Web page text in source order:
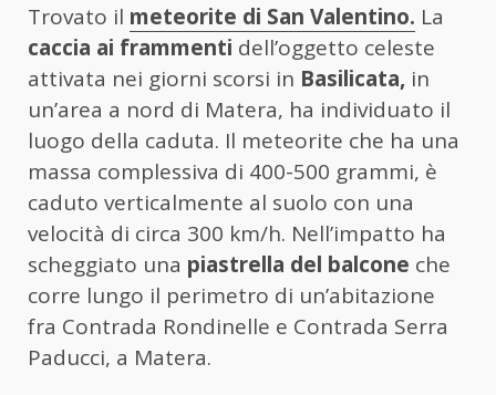
Trovato il meteorite di San Valentino. La
caccia ai frammenti dell’oggetto celeste
attivata nei giorni scorsi in Basilicata, in
un’area a nord di Matera, ha individuato il
luogo della caduta. Il meteorite che ha una
massa complessiva di 400-500 grammi, è
caduto verticalmente al suolo con una
velocità di circa 300 km/h. Nell’impatto ha
scheggiato una piastrella del balcone che
corre lungo il perimetro di un’abitazione
fra Contrada Rondinelle e Contrada Serra
Paducci, a Matera.